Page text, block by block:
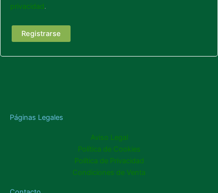
privacidad.
Registrarse
Páginas Legales
Aviso Legal
Política de Cookies
Política de Privacidad
Condiciones de Venta